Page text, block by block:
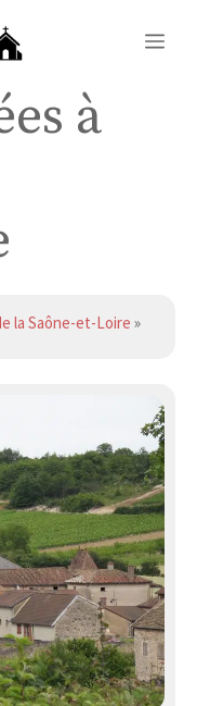
à
la Saône-et-Loire »